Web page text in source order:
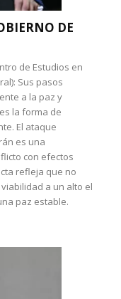
DE
de Estudios en
Sus pasos
a la paz y
la forma de
El ataque
es una
con efectos
refleja que no
a un alto el
paz estable.